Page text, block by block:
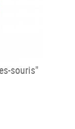
souris"